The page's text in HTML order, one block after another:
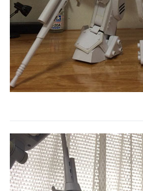
電子設計の基本と応用
エネルギーの専門メディア
建設×テクノロジーの最前線
ちょっと気になるネットの話題